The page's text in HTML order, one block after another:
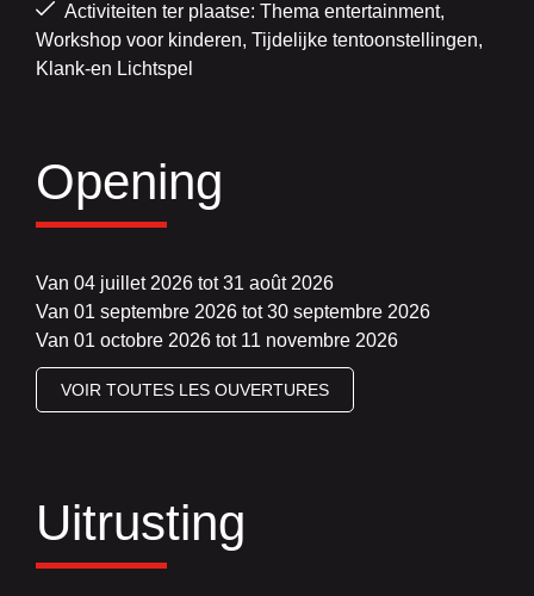
Activiteiten ter plaatse: Thema entertainment,
Workshop voor kinderen, Tijdelijke tentoonstellingen,
Klank-en Lichtspel
Opening
Van 04 juillet 2026 tot 31 août 2026
Van 01 septembre 2026 tot 30 septembre 2026
Van 01 octobre 2026 tot 11 novembre 2026
VOIR TOUTES LES OUVERTURES
Uitrusting